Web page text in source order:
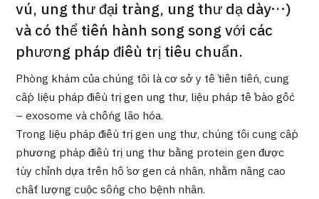
Giới thiệu
Bệnh nhân QT
Về Japan Medical
Quy trình khám chữa bệnh
Chương trình
Tìm theo bộ phận / bệnh
Tìm theo xét nghiệm / phương pháp /
cách điều trị
vú, ung thư đại tràng, ung thư dạ dày…)
và có thể tiến hành song song với các
phương pháp điều trị tiêu chuẩn.
Phòng khám của chúng tôi là cơ sở y tế tiên tiến, cung
cấp liệu pháp điều trị gen ung thư, liệu pháp tế bào gốc
– exosome và chống lão hóa.
Trong liệu pháp điều trị gen ung thư, chúng tôi cung cấp
phương pháp điều trị ung thư bằng protein gen được
tùy chỉnh dựa trên hồ sơ gen cá nhân, nhằm nâng cao
chất lượng cuộc sống cho bệnh nhân.